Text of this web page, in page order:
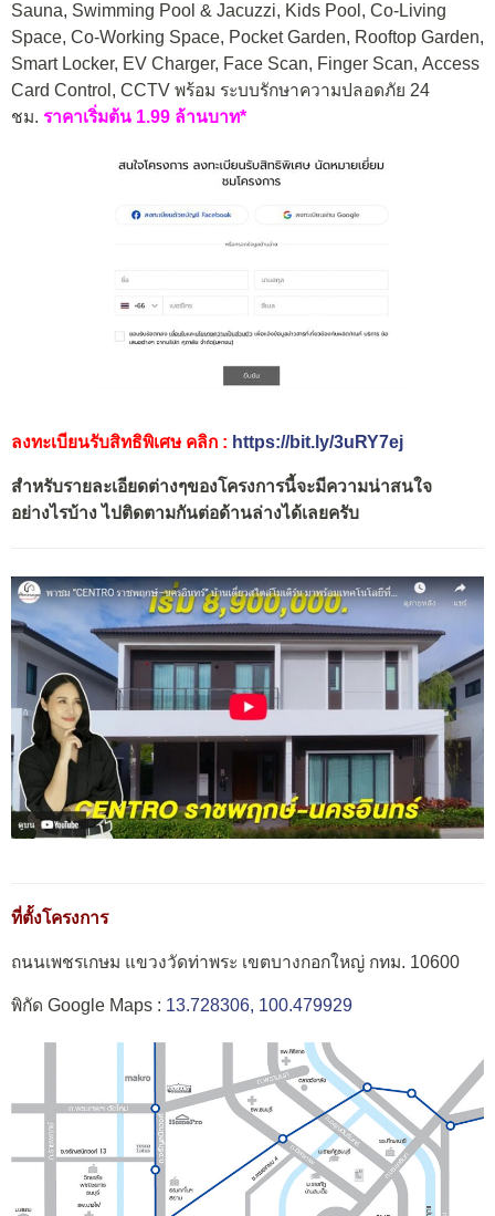
Sauna, Swimming Pool & Jacuzzi, Kids Pool, Co-Living
Space, Co-Working Space, Pocket Garden, Rooftop Garden,
Smart Locker, EV Charger, Face Scan, Finger Scan, Access
Card Control, CCTV พร้อม ระบบรักษาความปลอดภัย 24
ชม. ราคาเริ่มต้น 1.99 ล้านบาท*
ลงทะเบียนรับสิทธิพิเศษ คลิก : https://bit.ly/3uRY7ej
สำหรับรายละเอียดต่างๆของโครงการนี้จะมีความน่าสนใจ
อย่างไรบ้าง ไปติดตามกันต่อด้านล่างได้เลยครับ
ที่ตั้งโครงการ
ถนนเพชรเกษม แขวงวัดท่าพระ เขตบางกอกใหญ่ กทม. 10600
พิกัด Google Maps : 13.728306, 100.479929